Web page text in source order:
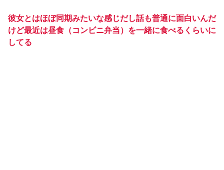
彼女とはほぼ同期みたいな感じだし話も普通に面白いんだ
けど最近は昼食（コンビニ弁当）を一緒に食べるくらいに
してる